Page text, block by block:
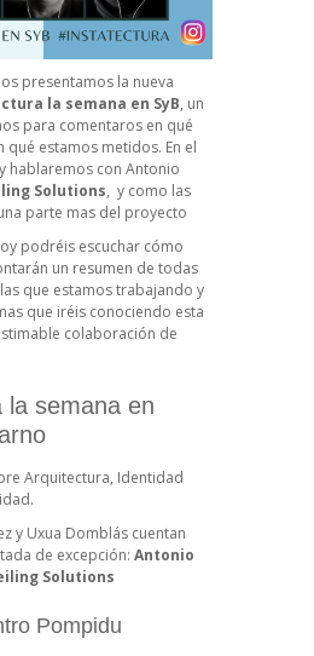
presentamos la nueva
la semana en SyB, un
para comentaros en qué
qué estamos metidos. En el
hablaremos con Antonio
Solutions, y como las
parte mas del proyecto
podréis escuchar cómo
un resumen de todas
que estamos trabajando y
que iréis conociendo esta
colaboración de
la semana en
Arquitectura, Identidad
y Uxua Domblás cuentan
de excepción: Antonio
Solutions
Pompidu